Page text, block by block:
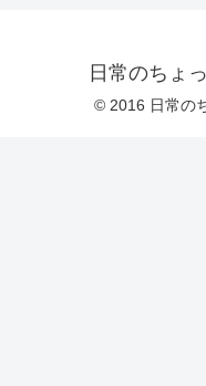
日常のちょ
© 2016 日常の